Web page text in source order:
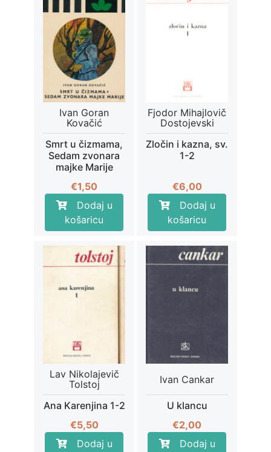
Ivan Goran
Kovačić
Smrt u čizmama,
Sedam zvonara
majke Marije
€1,50
Dodaj u
košaricu
Fjodor Mihajlovič
Dostojevski
Zločin i kazna, sv.
1-2
€6,00
Dodaj u
košaricu
Lav Nikolajevič
Tolstoj
Ana Karenjina 1-2
€5,50
Dodaj u
Ivan Cankar
U klancu
€2,00
Dodaj u